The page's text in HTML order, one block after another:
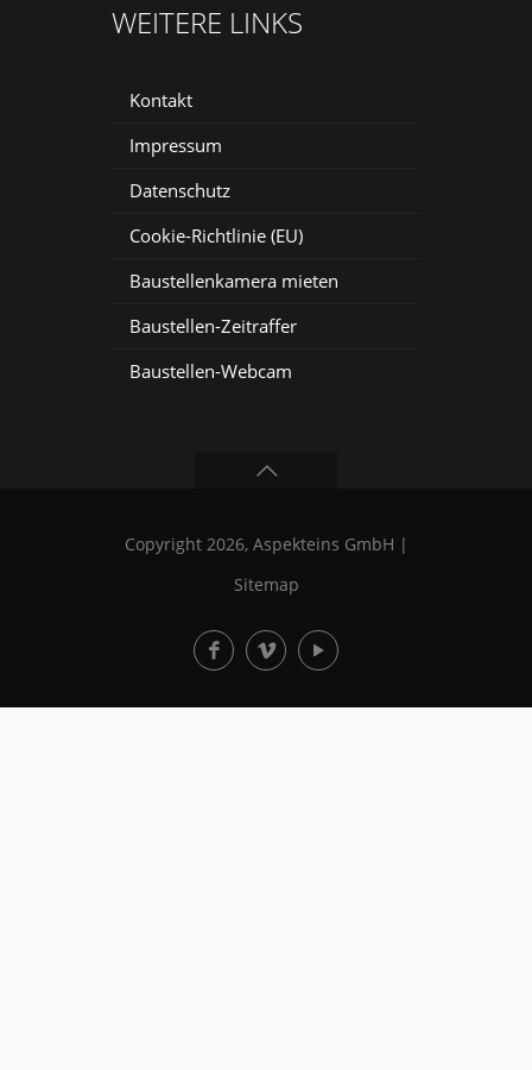
WEITERE LINKS
Kontakt
Impressum
Datenschutz
Cookie-Richtlinie (EU)
Baustellenkamera mieten
Baustellen-Zeitraffer
Baustellen-Webcam
Copyright 2026, Aspekteins GmbH |
Sitemap